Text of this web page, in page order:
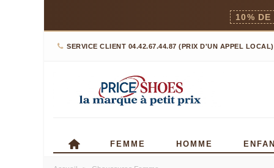
10%
SERVICE CLIENT 04.42.67.44.87 (PRIX D'UN APPEL LOCAL)
FEMME HOMME